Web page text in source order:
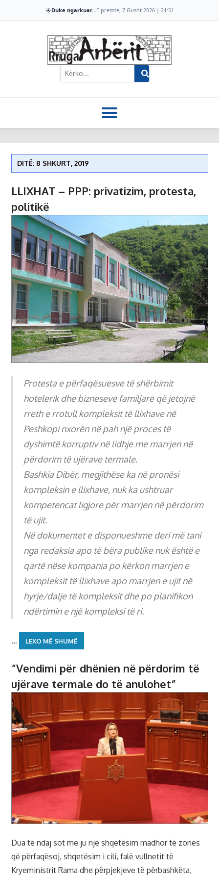
☀️Duke ngarkuar...E premte, 7 Gusht 2026 | 21:51
DITË: 8 SHKURT, 2019
LLIXHAT – PPP: privatizim, protesta,
politikë
Protesta e përfaqësuesve të shërbimit
hotelerik dhe bizneseve familjare që jetojnë
rreth e rrotull kompleksit të llixhave në
Peshkopi nxorën në pah një proces të
dyshimtë korruptiv në lidhje me marrjen në
përdorim të ujërave termale.
Bashkia Dibër, megjithëse ka në pronësi
kompleksin e llixhave, nuk ka ushtruar
kompetencat ligjore për marrjen në përdorim
të ujit.
Në dokumentet e disponueshme deri më tani
nga redaksia apo të bëra publike nuk është e
qartë nëse kompania po kërkon marrjen e
kompleksit të llixhave apo marrjen e ujit në
hyrje/dalje të kompleksit dhe po planifikon
ndërtimin e një kompleksi të ri.
… LEXO MË SHUMË
“Vendimi për dhënien në përdorim të
ujërave termale do të anulohet”
Dua të ndaj sot me ju një shqetësim madhor të zonës
që përfaqësoj, shqetësim i cili, falë vullnetit të
Kryeministrit Rama dhe përpjekjeve të përbashkëta,